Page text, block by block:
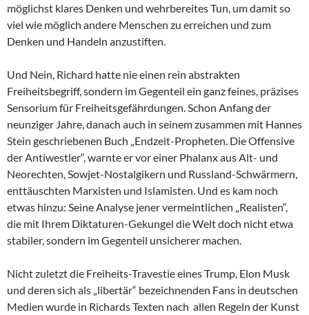
möglichst klares Denken und wehrbereites Tun, um damit so
viel wie möglich andere Menschen zu erreichen und zum
Denken und Handeln anzustiften.
Und Nein, Richard hatte nie einen rein abstrakten
Freiheitsbegriff, sondern im Gegenteil ein ganz feines, präzises
Sensorium für Freiheitsgefährdungen. Schon Anfang der
neunziger Jahre, danach auch in seinem zusammen mit Hannes
Stein geschriebenen Buch „Endzeit-Propheten. Die Offensive
der Antiwestler“, warnte er vor einer Phalanx aus Alt- und
Neorechten, Sowjet-Nostalgikern und Russland-Schwärmern,
enttäuschten Marxisten und Islamisten. Und es kam noch
etwas hinzu: Seine Analyse jener vermeintlichen „Realisten“,
die mit Ihrem Diktaturen-Gekungel die Welt doch nicht etwa
stabiler, sondern im Gegenteil unsicherer machen.
Nicht zuletzt die Freiheits-Travestie eines Trump, Elon Musk
und deren sich als „libertär“ bezeichnenden Fans in deutschen
Medien wurde in Richards Texten nach allen Regeln der Kunst